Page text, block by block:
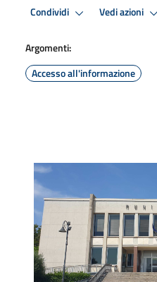
Condividi Vedi azioni
Argomenti:
Accesso all'informazione